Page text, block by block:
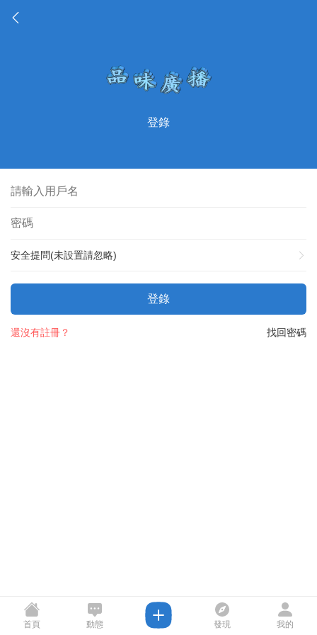
登錄
安全提問(未設置請忽略)
登錄
找回密碼
還沒有註冊？
首頁 動態 發現 我的